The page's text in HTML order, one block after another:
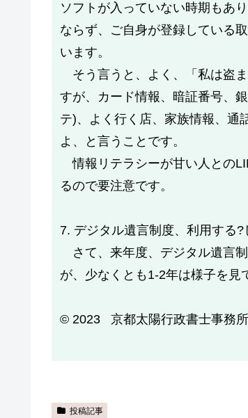
ソフトが入っていない時期もあ
ならず、ご自身が登録している
います。
そう言うと、よく、「私は盗
すが、カード情報、暗証番号、
テ)、よく行く店、家族情報、通
よ、と言うことです。
情報リテラシーが甘い人との
るので要注意です。
7. デジタル遺言制度、利用する?
さて、来年度、デジタル遺言
が、少なくとも1-2年は様子を見
©️ 2023 京都太陽行政書士事務所
投稿記事